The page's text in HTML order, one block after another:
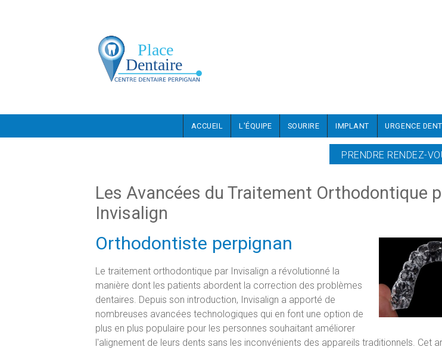
ACCUEIL L'ÉQUIPE SOURIRE IMPLANT URGENCE
PRENDRE RENDEZ-
Les Avancées du Traitement Orthodontique
Invisalign
Orthodontiste perpignan
Le traitement orthodontique par Invisalign a révolutionné la
manière dont les patients abordent la correction des problèmes
dentaires. Depuis son introduction, Invisalign a apporté de
nombreuses avancées technologiques qui en font une option de
plus en plus populaire pour les personnes souhaitant améliorer
l'alignement de leurs dents sans les inconvénients des appareils traditionnels. Cet